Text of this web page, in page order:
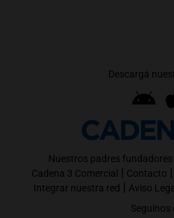
Descargá
Nuestros padres fundadores
Cadena 3 Comercial | Contacto |
Integrar nuestra red | Aviso Legal
Seguinos